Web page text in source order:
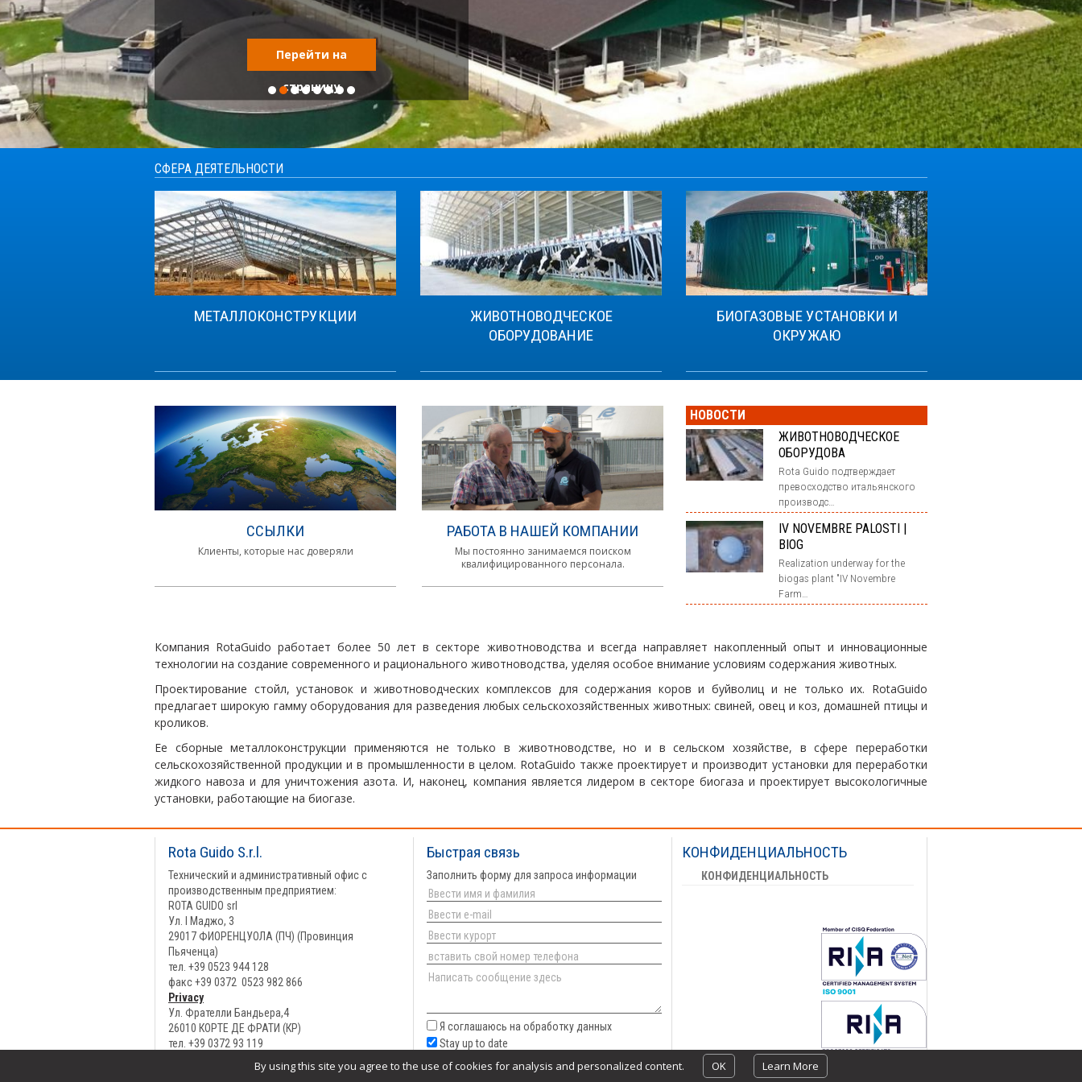
By using this site you agree to the use of cookies for analysis and personalized content. OK Learn More
Перейти на
страницу
СФЕРА ДЕЯТЕЛЬНОСТИ
МЕТАЛЛОКОНСТРУКЦИИ
ЖИВОТНОВОДЧЕСКОЕ
ОБОРУДОВАНИЕ
БИОГАЗОВЫЕ УСТАНОВКИ И
ОКРУЖАЮ
ССЫЛКИ
Клиенты, которые нас доверяли
РАБОТА В НАШЕЙ КОМПАНИИ
Мы постоянно занимаемся поиском
квалифицированного персонала.
НОВОСТИ
ЖИВОТНОВОДЧЕСКОЕ
ОБОРУДОВА
Rota Guido подтверждает
превосходство итальянского
производс…
IV NOVEMBRE PALOSTI |
BIOG
Realization underway for the
biogas plant "IV Novembre
Farm…
Компания RotaGuido работает более 50 лет в секторе животноводства и всегда направляет накопленный опыт и инновационные
технологии на создание современного и рационального животноводства, уделяя особое внимание условиям содержания животных.
Проектирование стойл, установок и животноводческих комплексов для содержания коров и буйволиц и не только их. RotaGuido
предлагает широкую гамму оборудования для разведения любых сельскохозяйственных животных: свиней, овец и коз, домашней птицы и
кроликов.
Ее сборные металлоконструкции применяются не только в животноводстве, но и в сельском хозяйстве, в сфере переработки
сельскохозяйственной продукции и в промышленности в целом. RotaGuido также проектирует и производит установки для переработки
жидкого навоза и для уничтожения азота. И, наконец, компания является лидером в секторе биогаза и проектирует высокологичные
установки, работающие на биогазе.
Rota Guido S.r.l.
Технический и административный офис с
производственным предприятием:
ROTA GUIDO srl
Ул. I Маджо, 3
29017 ФИОРЕНЦУОЛА (ПЧ) (Провинция
Пьяченца)
тел. +39 0523 944 128
факс +39 0372 0523 982 866
Privacy
Ул. Фрателли Бандьера,4
26010 КОРТЕ ДЕ ФРАТИ (КР)
тел. +39 0372 93 119
P.IVA 00921220331
Быстрая связь
Заполнить форму для запроса информации
Я соглашаюсь на обработку данных
Stay up to date
Отправить
КОНФИДЕНЦИАЛЬНОСТЬ
КОНФИДЕНЦИАЛЬНОСТЬ